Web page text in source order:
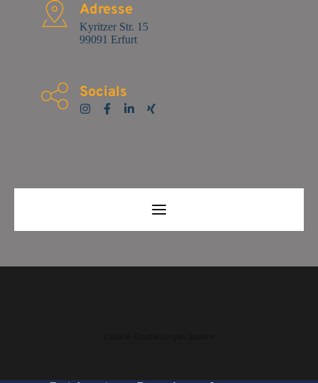
Adresse
Kyritzer Str. 15
99091 Erfurt
Socials